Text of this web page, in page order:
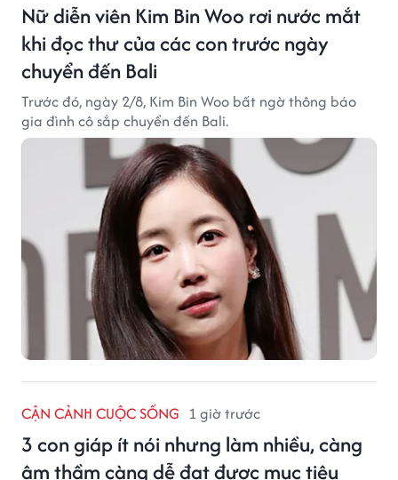
Nữ diễn viên Kim Bin Woo rơi nước mắt
khi đọc thư của các con trước ngày
chuyển đến Bali
Trước đó, ngày 2/8, Kim Bin Woo bất ngờ thông báo
gia đình cô sắp chuyển đến Bali.
CẬN CẢNH CUỘC SỐNG 1 giờ trước
3 con giáp ít nói nhưng làm nhiều, càng
âm thầm càng dễ đạt được mục tiêu